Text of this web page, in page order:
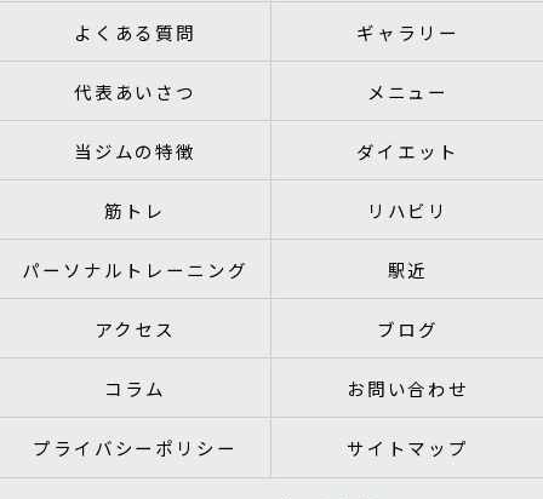
よくある質問 ギャラリー
代表あいさつ メニュー
当ジムの特徴 ダイエット
筋トレ リハビリ
パーソナルトレーニング 駅近
アクセス ブログ
コラム お問い合わせ
プライバシーポリシー サイトマップ